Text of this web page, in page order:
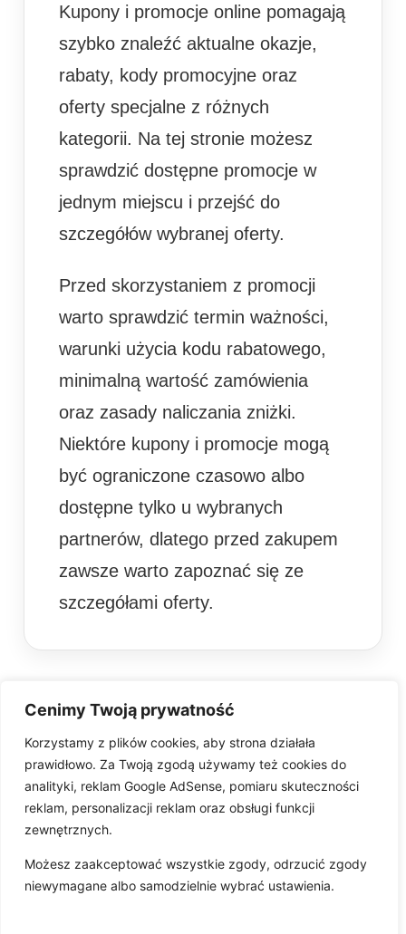
Cenimy Twoją prywatność
Korzystamy z plików cookies, aby strona działała
prawidłowo. Za Twoją zgodą używamy też cookies do
analityki, reklam Google AdSense, pomiaru skuteczności
reklam, personalizacji reklam oraz obsługi funkcji
zewnętrznych.
Możesz zaakceptować wszystkie zgody, odrzucić zgody
niewymagane albo samodzielnie wybrać ustawienia.
Kupony i promocje online pomagają
szybko znaleźć aktualne okazje,
rabaty, kody promocyjne oraz
oferty specjalne z różnych
kategorii. Na tej stronie możesz
sprawdzić dostępne promocje w
jednym miejscu i przejść do
szczegółów wybranej oferty.
Przed skorzystaniem z promocji
warto sprawdzić termin ważności,
warunki użycia kodu rabatowego,
minimalną wartość zamówienia
oraz zasady naliczania zniżki.
Niektóre kupony i promocje mogą
być ograniczone czasowo albo
dostępne tylko u wybranych
partnerów, dlatego przed zakupem
zawsze warto zapoznać się ze
szczegółami oferty.
Pobierz aplikację